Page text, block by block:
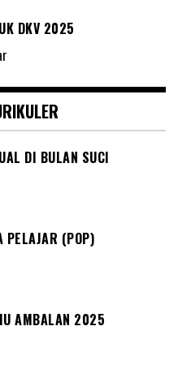
DKV 2025
DI BULAN SUCI
PELAJAR (POP)
AMBALAN 2025